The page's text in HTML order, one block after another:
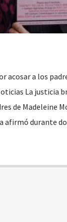
acosar a los
La justicia
de Madeleine
afirmó durante